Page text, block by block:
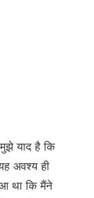
याद है कि
अवश्य ही
था कि मैंने